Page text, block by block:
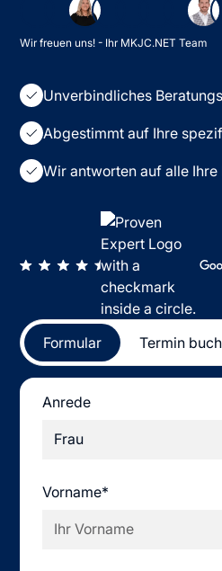
Wir freuen uns! - Ihr MKJC.NET Team
Unverbindliches
Abgestimmt auf Ihre
Wir antworten auf alle Ihre
Formular Termin
Anrede
Vorname*